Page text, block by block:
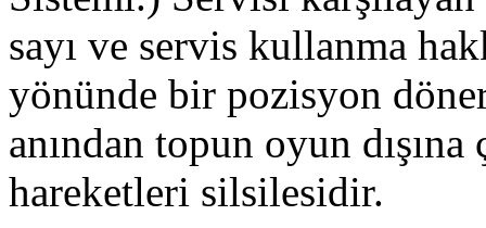
sayı ve servis kullanma
yönünde bir pozisyon
anından topun oyun
hareketleri silsilesidir.